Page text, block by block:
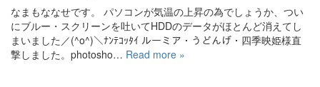
なまもななせです。 パソコンが気温の上昇の為でしょうか、つい
にブルー・スクリーンを吐いてHDDのデータがほとんど消えてし
まいました／(^o^)＼ﾅﾝﾃｺｯﾀｲ ルーミア・うどんげ・四季映姫様直
撃しました。photosho… Read more »